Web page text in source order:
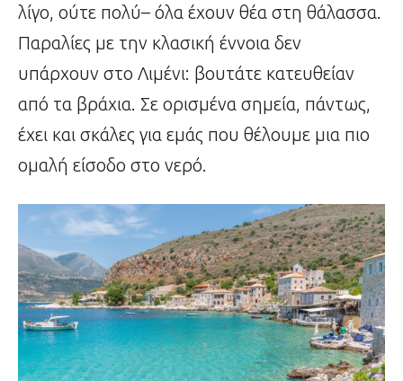
λίγο, ούτε πολύ– όλα έχουν θέα στη θάλασσα.
Παραλίες με την κλασική έννοια δεν
υπάρχουν στο Λιμένι: βουτάτε κατευθείαν
από τα βράχια. Σε ορισμένα σημεία, πάντως,
έχει και σκάλες για εμάς που θέλουμε μια πιο
ομαλή είσοδο στο νερό.